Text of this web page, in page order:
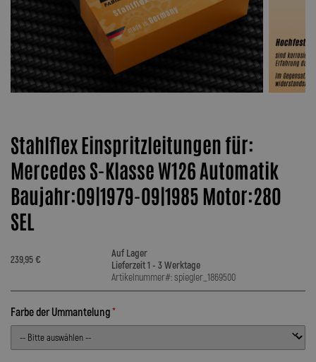
Stahlflex Einspritzleitungen für:
Mercedes S-Klasse W126 Automatik
Baujahr:09|1979-09|1985 Motor:280
SEL
239,95 €
Auf Lager
Lieferzeit 1 - 3 Werktage
Artikelnummer#: spiegler_1869500
Farbe der Ummantelung